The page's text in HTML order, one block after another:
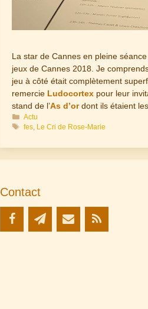
La star de Cannes en pleine
jeux de Cannes 2018. Je
jeu à côté était complètement
remercie Ludocortex pour leur
stand de l’As d’ordont ils étaient
Catégories
Actu
Étiquettes
fes, Le Cri de Rose-Marie
Contact